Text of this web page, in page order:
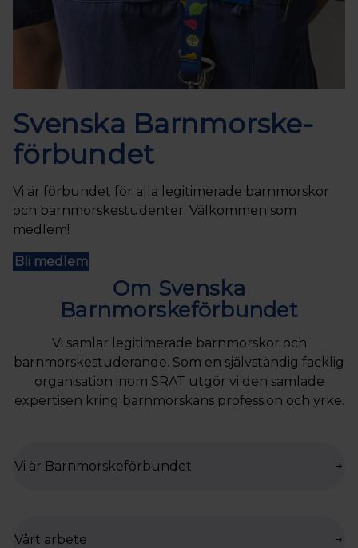
Svenska Barnmorske­
förbundet
Vi är förbundet för alla legitimerade barnmorskor
och barnmorskestudenter. Välkommen som
medlem!
Bli medlem
Om Svenska
Barnmorskeförbundet
Vi samlar legitimerade barnmorskor och
barnmorskestuderande. Som en självständig facklig
organisation inom SRAT utgör vi den samlade
expertisen kring barnmorskans profession och yrke.
Vi är Barnmorskeförbundet
Vårt arbete